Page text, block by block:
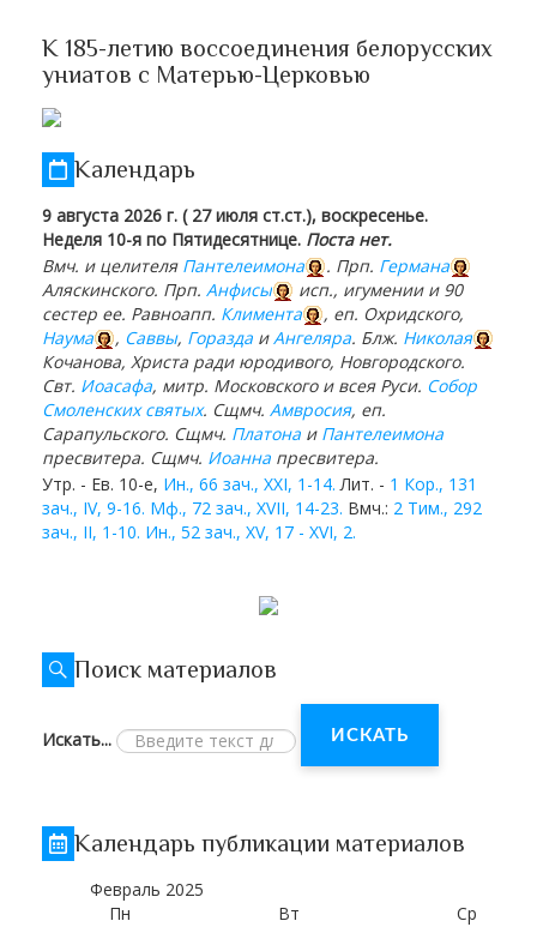
К 185-летию воссоединения белорусских
униатов с Матерью-Церковью
Календарь
9 августа 2026 г. ( 27 июля ст.ст.), воскресенье.
Неделя 10-я по Пятидесятнице. Поста нет.
Вмч. и целителя Пантелеимона . Прп. Германа
Аляскинского. Прп. Анфисы
исп., игумении и 90
сестер ее. Равноапп. Климента
, еп. Охридского,
Наума
, Саввы, Горазда иАнгеляра. Блж. Николая
Кочанова, Христа ради юродивого, Новгородского.
Свт. Иоасафа, митр. Московского и всея Руси. Собор
Смоленских святых. Сщмч. Амвросия, еп.
Сарапульского. Сщмч. Платона и Пантелеимона
пресвитера. Сщмч. Иоанна пресвитера.
Утр. - Ев. 10-е, Ин., 66 зач., XXI, 1-14. Лит. - 1 Кор., 131
зач., IV, 9-16. Мф., 72 зач., XVII, 14-23. Вмч.: 2 Тим., 292
зач., II, 1-10. Ин., 52 зач., XV, 17 - XVI, 2.
Поиск материалов
Искать... ИСКАТЬ
Календарь публикации материалов
Февраль 2025
Пн
Вт Ср